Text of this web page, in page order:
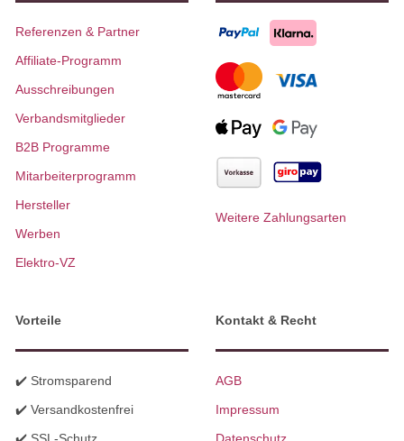
Referenzen & Partner
Affiliate-Programm
Ausschreibungen
Verbandsmitglieder
B2B Programme
Mitarbeiterprogramm
Hersteller
Werben
Elektro-VZ
Weitere Zahlungsarten
Vorteile
✔️ Stromsparend
✔️ Versandkostenfrei
Kontakt & Recht
AGB
Impressum